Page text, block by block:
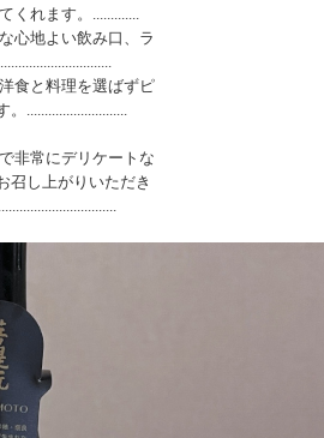
くれます。.............
心地よい飲み口、ラ
食と料理を選ばずピ
............................
非常にデリケートな
召し上がりいただき